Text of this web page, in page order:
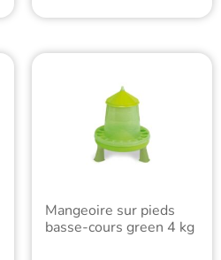
Mangeoire sur pieds
basse-cours green 4 kg